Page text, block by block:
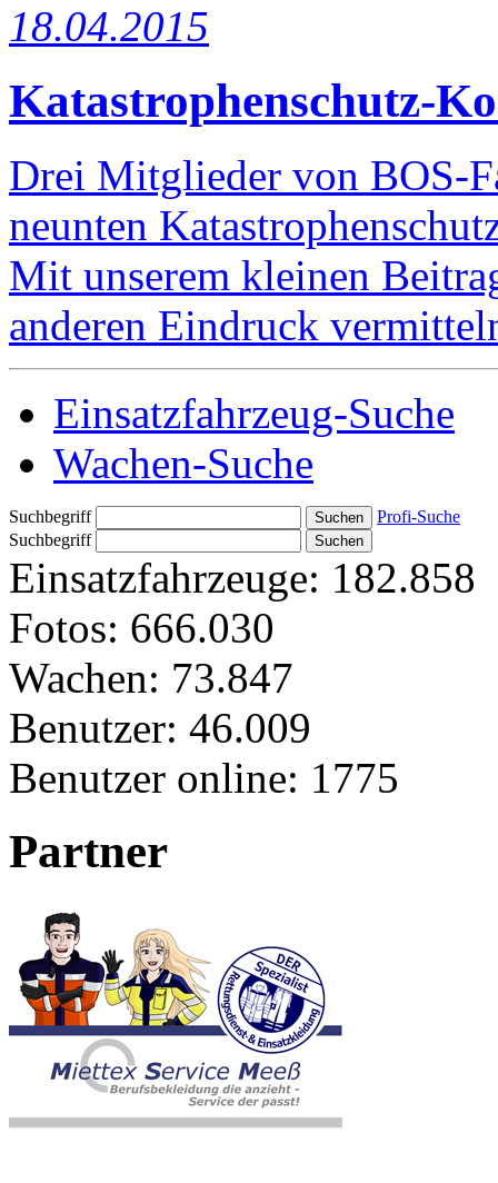
18.04.2015
Katastrophenschutz-
Drei Mitglieder von BOS-
neunten
Mit unserem kleinen
anderen Eindruck
Einsatzfahrzeug-Suche
Wachen-Suche
Suchbegriff
Profi-Suche
Suchbegriff
Einsatzfahrzeuge: 182.858
Fotos: 666.030
Wachen: 73.847
Benutzer: 46.009
Benutzer online: 1775
Partner